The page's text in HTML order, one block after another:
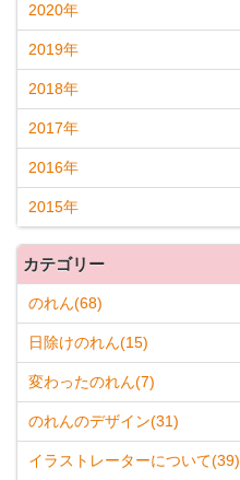
2020年
2019年
2018年
2017年
2016年
2015年
カテゴリー
のれん(68)
日除けのれん(15)
変わったのれん(7)
のれんのデザイン(31)
イラストレーターについて(39)